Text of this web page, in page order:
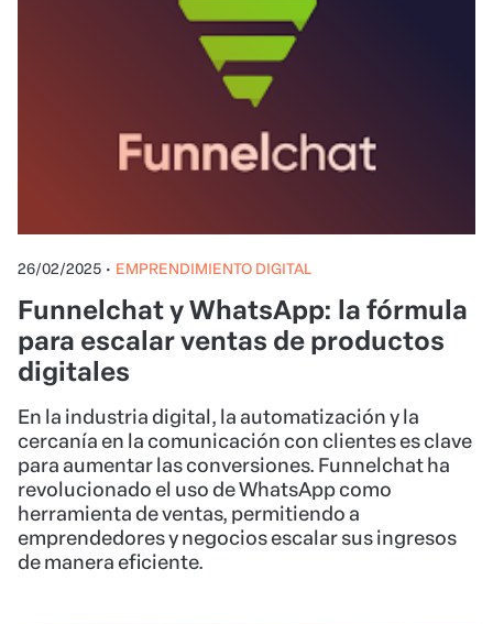
26/02/2025 • EMPRENDIMIENTO DIGITAL
Funnelchat y WhatsApp: la fórmula
para escalar ventas de productos
digitales
En la industria digital, la automatización y la
cercanía en la comunicación con clientes es clave
para aumentar las conversiones. Funnelchat ha
revolucionado el uso de WhatsApp como
herramienta de ventas, permitiendo a
emprendedores y negocios escalar sus ingresos
de manera eficiente.